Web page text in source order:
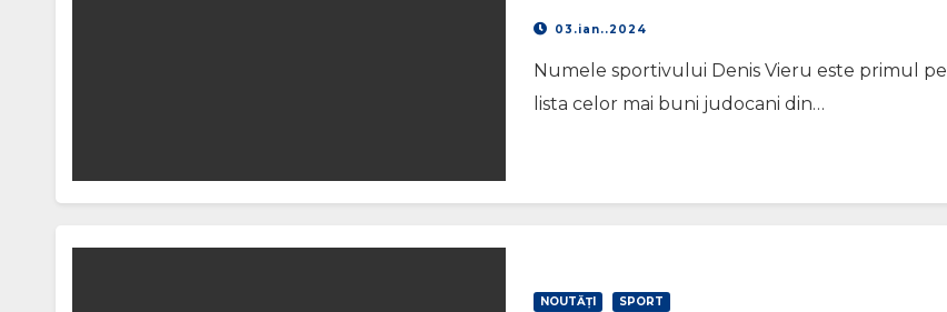
mondial
03.ian..2024
Numele sportivului Denis Vieru este primul pe
lista celor mai buni judocani din…
NOUTĂŢI SPORT